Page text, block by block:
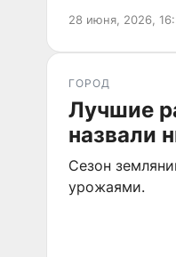
28 июня, 2026,
ГОРОД
Лучшие
назвали
Сезон
урожаями.